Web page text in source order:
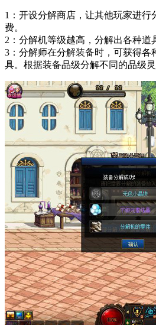
1：开设分解商店，让其他玩家进行
费。
2：分解机等级越高，分解出各种道
3：分解师在分解装备时，可获得各
具。根据装备品级分解不同的品级